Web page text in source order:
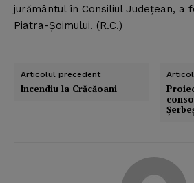
jurământul în Consiliul Judeţean, a
Piatra-Şoimului. (R.C.)
Articolul precedent
Incendiu la Crăcăoani